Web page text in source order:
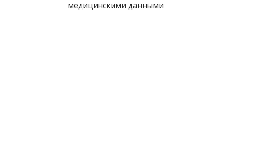
медицинскими данными